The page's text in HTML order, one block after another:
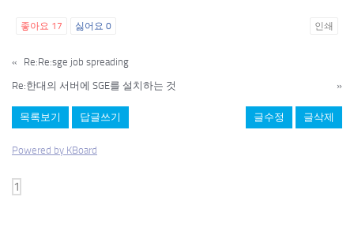
좋아요 17 싫어요 0 인쇄
«
Re:Re:sge job spreading
Re:한대의 서버에 SGE를 설치하는 것
»
목록보기 답글쓰기 글수정 글삭제
Powered by KBoard